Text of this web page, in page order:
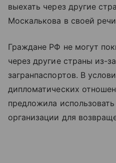
выехать через другие
Москалькова в своей
Граждане РФ не могут
через другие страны из-
загранпаспортов. В
дипломатических
предложила
организации для